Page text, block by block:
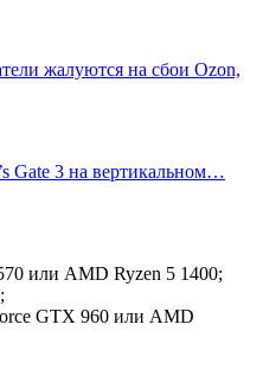
жалуются на сбои Ozon,
Gate 3 на вертикальном…
или AMD Ryzen 5 1400;
GTX 960 или AMD